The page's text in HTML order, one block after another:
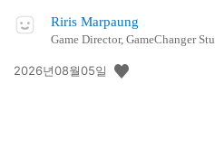
Riris Marpaung
Game Director, GameChanger
공
2026년08월05일